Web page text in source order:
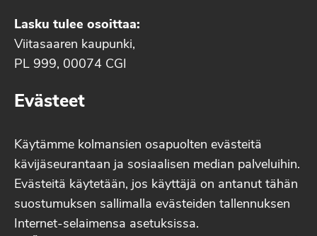
Lasku tulee osoittaa:
Viitasaaren kaupunki,
PL 999, 00074 CGI
Evästeet
Käytämme kolmansien osapuolten evästeitä
kävijäseurantaan ja sosiaalisen median palveluihin.
Evästeitä käytetään, jos käyttäjä on antanut tähän
suostumuksen sallimalla evästeiden tallennuksen
Internet-selaimensa asetuksissa.